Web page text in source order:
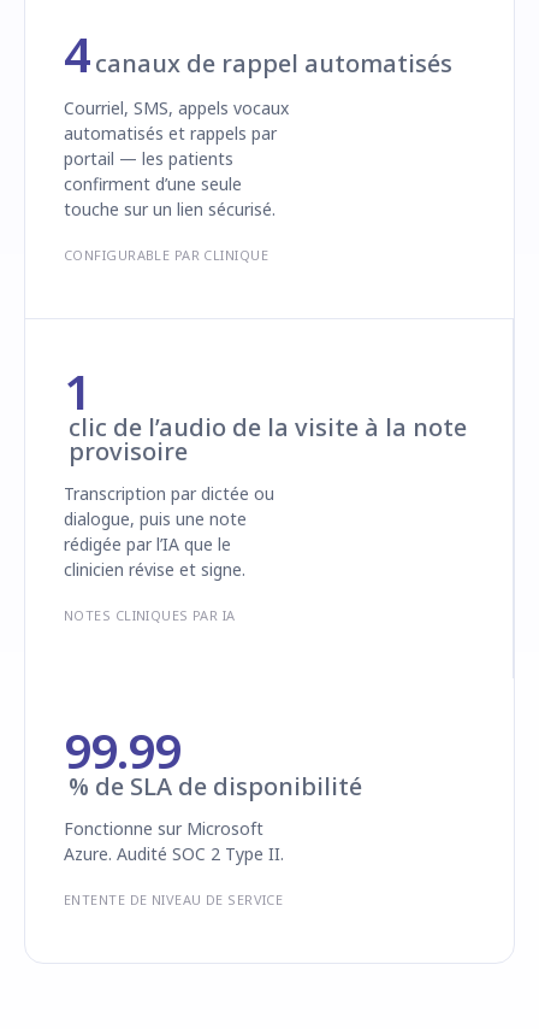
4canaux de rappel automatisés
Courriel, SMS, appels vocaux
automatisés et rappels par
portail — les patients
confirment d’une seule
touche sur un lien sécurisé.
CONFIGURABLE PAR CLINIQUE
1
clic de l’audio de la visite à la note
provisoire
Transcription par dictée ou
dialogue, puis une note
rédigée par l’IA que le
clinicien révise et signe.
NOTES CLINIQUES PAR IA
99.99
% de SLA de disponibilité
Fonctionne sur Microsoft
Azure. Audité SOC 2 Type II.
ENTENTE DE NIVEAU DE SERVICE